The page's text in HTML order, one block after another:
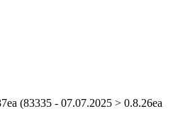
(83335 - 07.07.2025 > 0.8.26ea